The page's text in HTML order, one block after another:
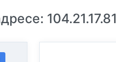
104.21.17.81